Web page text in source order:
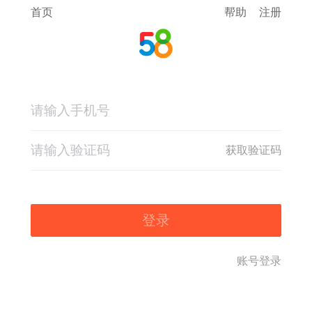
首页 帮助 注册
获取验证码
登录
账号登录